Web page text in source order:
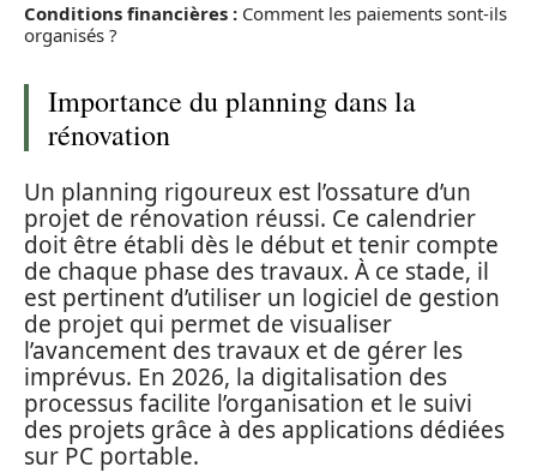
Conditions financières : Comment les paiements sont-ils
organisés ?
Importance du planning dans la
rénovation
Un planning rigoureux est l’ossature d’un
projet de rénovation réussi. Ce calendrier
doit être établi dès le début et tenir compte
de chaque phase des travaux. À ce stade, il
est pertinent d’utiliser un logiciel de gestion
de projet qui permet de visualiser
l’avancement des travaux et de gérer les
imprévus. En 2026, la digitalisation des
processus facilite l’organisation et le suivi
des projets grâce à des applications dédiées
sur PC portable.